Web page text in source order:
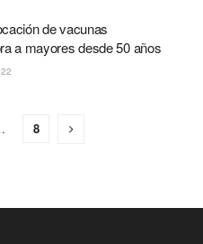
de vacunas
a mayores desde 50 años
8